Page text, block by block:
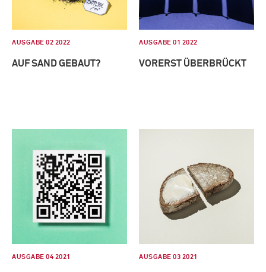
AUSGABE 02 2022
AUF SAND GEBAUT?
AUSGABE 01 2022
VORERST ÜBERBRÜCKT
AUSGABE 04 2021 AUSGABE 03 2021